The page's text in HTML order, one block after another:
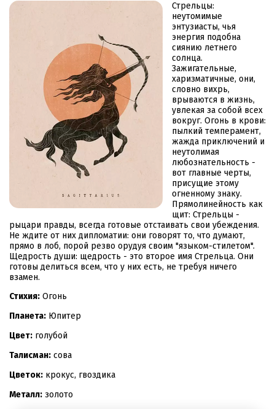
Стрельцы:
неутомимые
энтузиасты, чья
энергия подобна
сиянию летнего
солнца.
Зажигательные,
харизматичные, они,
словно вихрь,
врываются в жизнь,
увлекая за собой всех
вокруг. Огонь в крови:
пылкий темперамент,
жажда приключений и
неутолимая
любознательность -
вот главные черты,
присущие этому
огненному знаку.
Прямолинейность как
щит: Стрельцы -
рыцари правды, всегда готовые отстаивать свои убеждения.
Не ждите от них дипломатии: они говорят то, что думают,
прямо в лоб, порой резво орудуя своим "языком-стилетом".
Щедрость души: щедрость - это второе имя Стрельца. Они
готовы делиться всем, что у них есть, не требуя ничего
взамен.
Стихия: Огонь
Планета: Юпитер
Цвет: голубой
Талисман: сова
Цветок: крокус, гвоздика
Металл: золото